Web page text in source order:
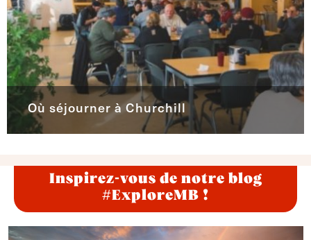
Où séjourner à Churchill
Inspirez-vous de notre blog
#ExploreMB !